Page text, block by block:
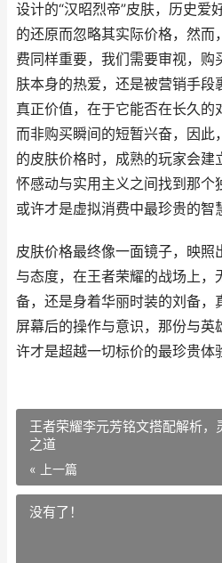
设计的“汉昭烈帝”皮肤，历史爱
的还原而忽略其实际价格，然而
费同样重要，我们需要审视，购
肤本身的热爱，还是被营销手段
真正价值，在于它能否在长久的
而非购买瞬间的短暂兴奋，因此
的皮肤价格时，成熟的玩家会建
怀感动与实用主义之间找到那个
或许才是虚拟消费中最珍贵的智
皮肤价格最终像一面镜子，映照
与态度，在王者荣耀的战场上，
备，还是身着华丽时装的刘备，
屏幕后的操作与意识，那份与英
许才是超越一切标价的最珍贵体
王者荣耀李元芳铭文搭配解析，
之道
« 上一篇
没有了！